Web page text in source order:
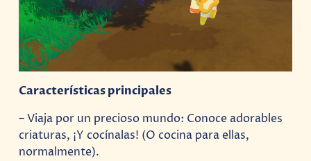
Características principales
– Viaja por un precioso mundo: Conoce adorables
criaturas, ¡Y cocínalas! (O cocina para ellas,
normalmente).